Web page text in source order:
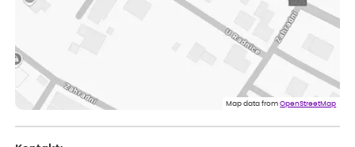
Jarda
Dobrý den, byli jsme spokojeni
Eshop, objednání bylo v pořádku, žádný problém. Jen jsem byla
smutná z dodávky jedné kytky, která nebyla v nejlepší kondici a i
Map data fromOpenStreetMap